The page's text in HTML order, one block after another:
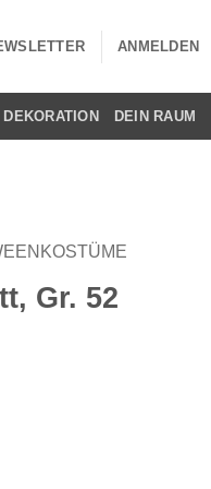
ANMELDEN
DEKORATION DEIN RAUM
Gr. 52